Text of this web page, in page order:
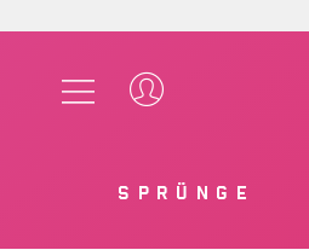
SPRÜNGE